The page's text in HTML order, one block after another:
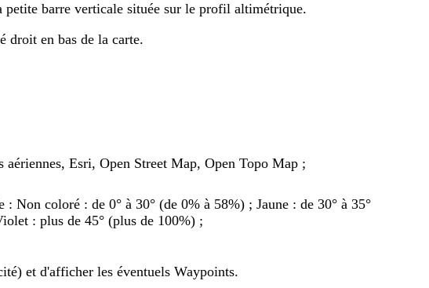
barre verticale située sur le profil altimétrique.
droit en bas de la carte.
Esri, Open Street Map, Open Topo Map ;
Non coloré : de 0° à 30° (de 0% à 58%) ; Jaune : de 30° à 35°
: plus de 45° (plus de 100%) ;
et d'afficher les éventuels Waypoints.